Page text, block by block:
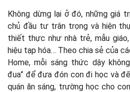
Không dừng lại ở đó, những giá
chủ đầu tư trân trọng và hiện
thiết thực như nhà trẻ, mẫu
hiệu tạp hóa… Theo chia sẻ của
Home, mỗi sáng thức dậy
đua” để đưa đón con đi học và
quán ăn sáng, trường học cho